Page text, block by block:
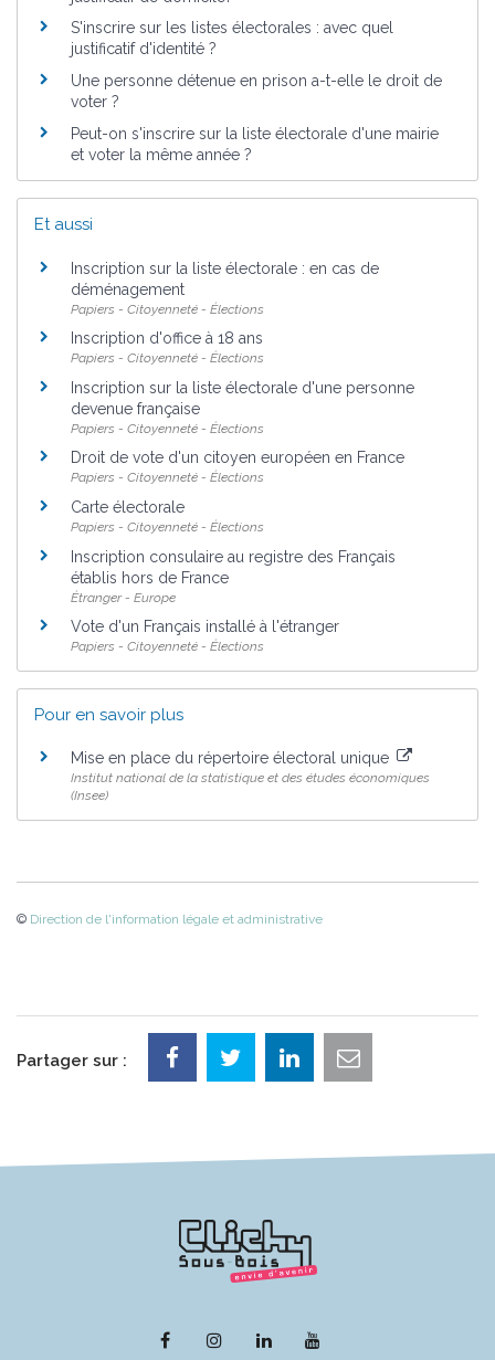
S'inscrire sur les listes électorales : avec quel
justificatif d'identité ?
Une personne détenue en prison a-t-elle le droit de
voter ?
Peut-on s'inscrire sur la liste électorale d'une mairie
et voter la même année ?
Et aussi
Inscription sur la liste électorale : en cas de
déménagement
Papiers - Citoyenneté - Élections
Inscription d'office à 18 ans
Papiers - Citoyenneté - Élections
Inscription sur la liste électorale d'une personne
devenue française
Papiers - Citoyenneté - Élections
Droit de vote d'un citoyen européen en France
Papiers - Citoyenneté - Élections
Carte électorale
Papiers - Citoyenneté - Élections
Inscription consulaire au registre des Français
établis hors de France
Étranger - Europe
Vote d'un Français installé à l'étranger
Papiers - Citoyenneté - Élections
Pour en savoir plus
Mise en place du répertoire électoral unique
Institut national de la statistique et des études économiques
(Insee)
© Direction de l'information légale et administrative
Partager sur :
Lien
Lien
Lien